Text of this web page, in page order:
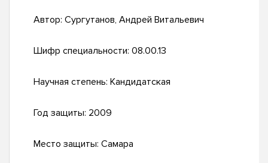
Автор: Сургутанов, Андрей Витальевич
Шифр специальности: 08.00.13
Научная степень: Кандидатская
Год защиты: 2009
Место защиты: Самара